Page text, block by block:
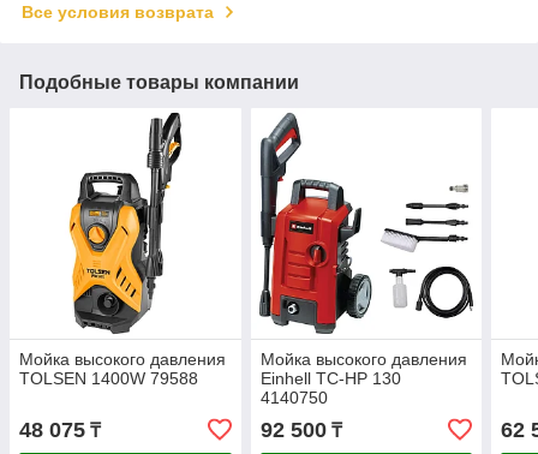
Все условия возврата
Подобные товары компании
Мойка высокого давления
TOLSEN 1400W 79588
48 075 ₸
Мойка высокого давления
Einhell TC-HP 130
4140750
92 500₸ 62